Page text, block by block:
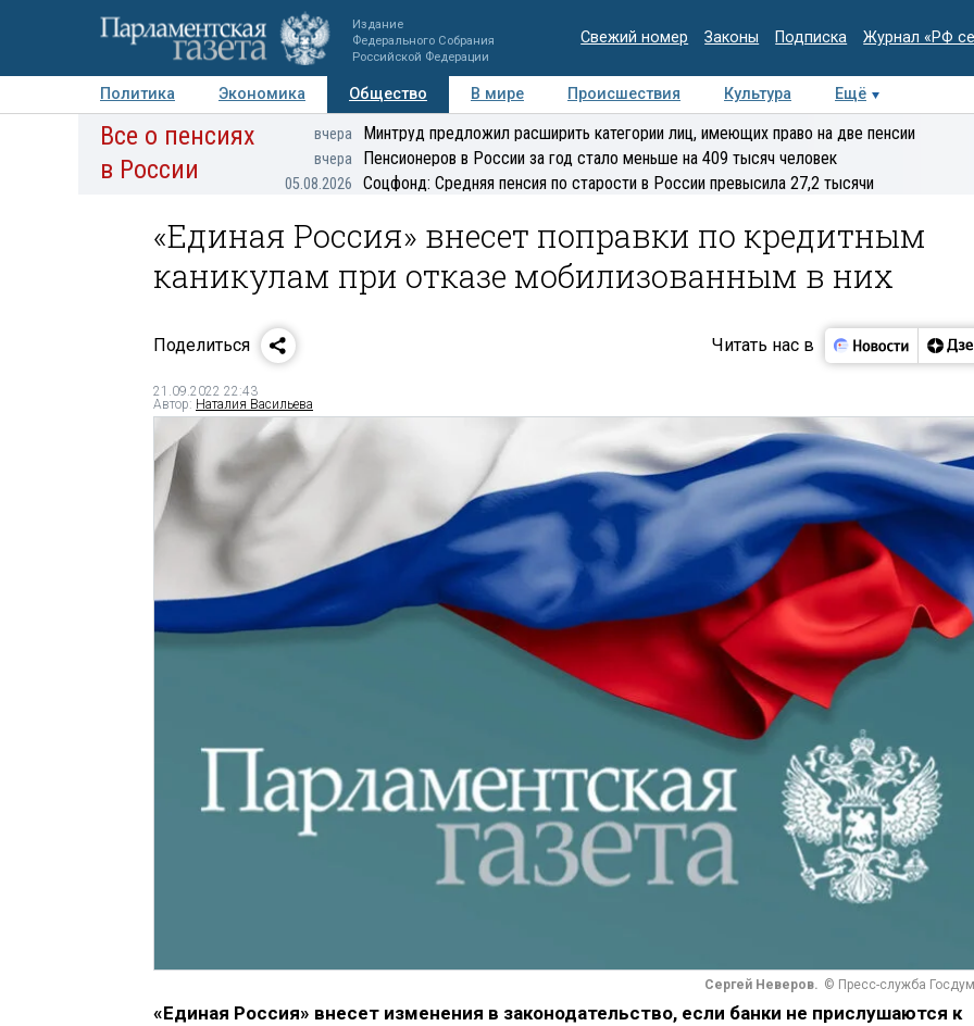
Издание
Федерального Собрания
Российской Федерации
Свежий номер Законы Подписка Журнал «РФ
Политика Экономика Общество В мире Происшествия Культура
Ещё
Авторы Персоны Мнения Регионы Медиацентр Интервью Колумнисты
Все о пенсиях
в России
вчера Минтруд предложил расширить категории лиц, имеющих право на две пенсии
вчера Пенсионеров в России за год стало меньше на 409 тысяч человек
05.08.2026 Соцфонд: Средняя пенсия по старости в России превысила 27,2 тысячи
«Единая Россия» внесет поправки по кредитным
каникулам при отказе мобилизованным в них
Поделиться Читать нас в
21.09.2022 22:43
Автор: Наталия Васильева
Сергей Неверов. © Пресс-служба
«Единая Россия» внесет изменения в законодательство, если банки не прислушаются к